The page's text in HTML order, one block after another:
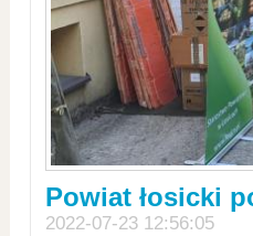
Powiat łosicki
2022-07-23 12:56:05